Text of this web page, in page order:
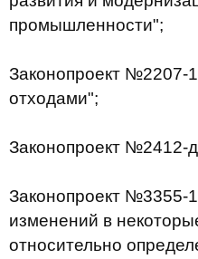
промышленности";
Законопроект №2207-
отходами";
Законопроект №2412-
Законопроект №3355-
изменений в
относительно